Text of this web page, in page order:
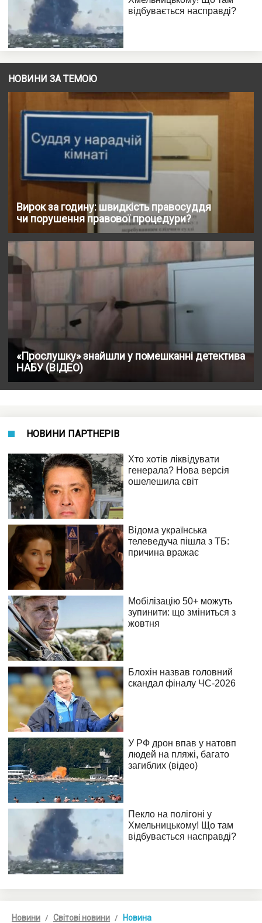
НОВИНИ ЗА ТЕМОЮ
Вирок за годину: швидкість правосуддя
чи порушення правової процедури?
«Прослушку» знайшли у помешканні детектива
НАБУ (ВІДЕО)
НОВИНИ ПАРТНЕРІВ
Новини Світові новини Новина